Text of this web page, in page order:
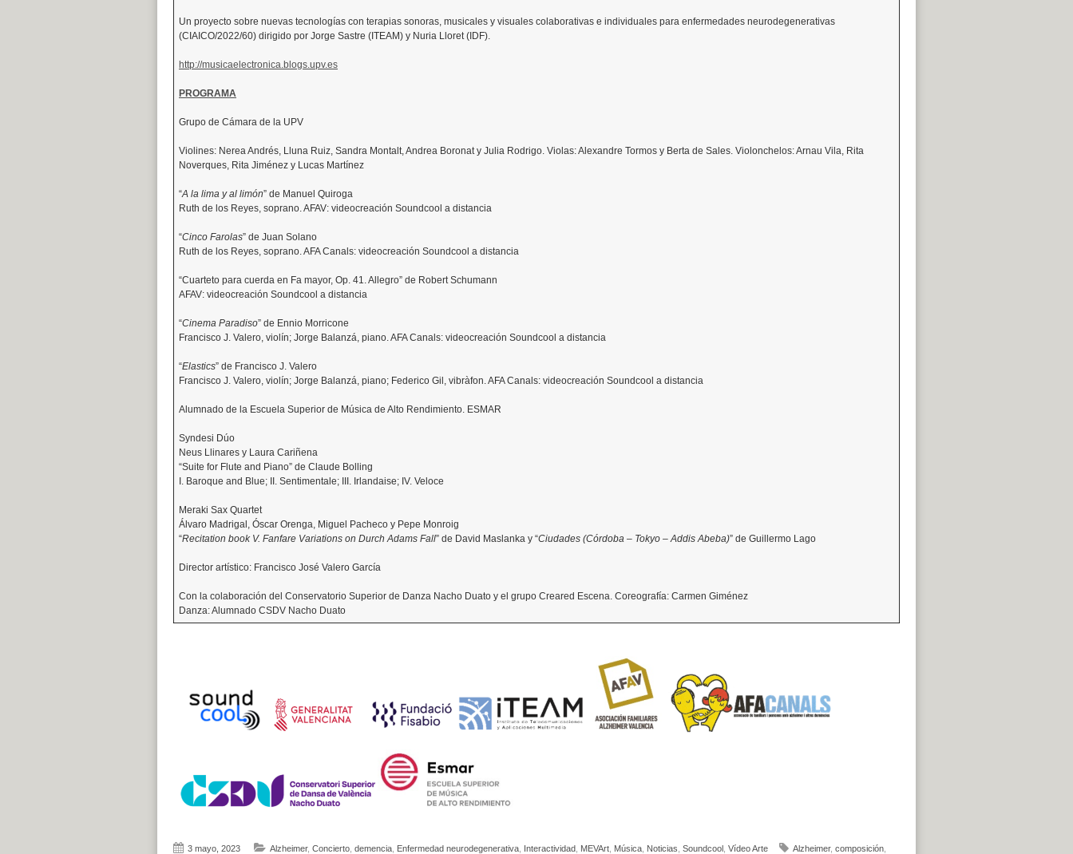
Un proyecto sobre nuevas tecnologías con terapias sonoras, musicales y visuales colaborativas e individuales para enfermedades neurodegenerativas
(CIAICO/2022/60) dirigido por Jorge Sastre (ITEAM) y Nuria Lloret (IDF).
http://musicaelectronica.blogs.upv.es
PROGRAMA
Grupo de Cámara de la UPV
Violines: Nerea Andrés, Lluna Ruiz, Sandra Montalt, Andrea Boronat y Julia Rodrigo. Violas: Alexandre Tormos y Berta de Sales. Violonchelos: Arnau Vila, Rita
Noverques, Rita Jiménez y Lucas Martínez
“A la lima y al limón” de Manuel Quiroga
Ruth de los Reyes, soprano. AFAV: videocreación Soundcool a distancia
“Cinco Farolas” de Juan Solano
Ruth de los Reyes, soprano. AFA Canals: videocreación Soundcool a distancia
“Cuarteto para cuerda en Fa mayor, Op. 41. Allegro” de Robert Schumann
AFAV: videocreación Soundcool a distancia
“Cinema Paradiso” de Ennio Morricone
Francisco J. Valero, violín; Jorge Balanzá, piano. AFA Canals: videocreación Soundcool a distancia
“Elastics” de Francisco J. Valero
Francisco J. Valero, violín; Jorge Balanzá, piano; Federico Gil, vibràfon. AFA Canals: videocreación Soundcool a distancia
Alumnado de la Escuela Superior de Música de Alto Rendimiento. ESMAR
Syndesi Dúo
Neus Llinares y Laura Cariñena
“Suite for Flute and Piano” de Claude Bolling
I. Baroque and Blue; II. Sentimentale; III. Irlandaise; IV. Veloce
Meraki Sax Quartet
Álvaro Madrigal, Óscar Orenga, Miguel Pacheco y Pepe Monroig
“Recitation book V. Fanfare Variations on Durch Adams Fall” de David Maslanka y “Ciudades (Córdoba – Tokyo – Addis Abeba)” de Guillermo Lago
Director artístico: Francisco José Valero García
Con la colaboración del Conservatorio Superior de Danza Nacho Duato y el grupo Creared Escena. Coreografía: Carmen Giménez
Danza: Alumnado CSDV Nacho Duato
3 mayo, 2023 Alzheimer, Concierto demencia Enfermedad neurodegenerativa Interactividad MEVArt Música Noticias Soundcool Vídeo Arte Alzheimer, composición